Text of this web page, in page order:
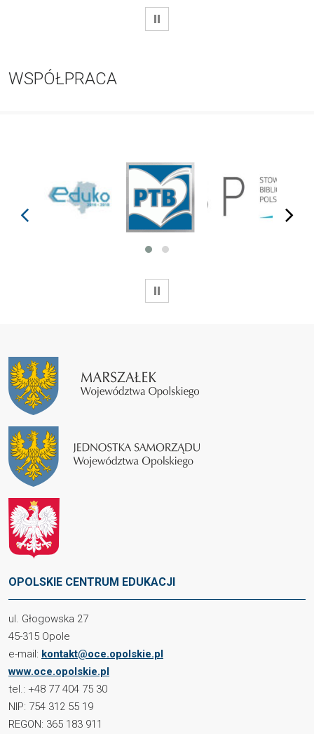
WSTRZYMAJ
WSPÓŁPRACA
prev next
WSTRZYMAJ
OPOLSKIE CENTRUM EDUKACJI
ul. Głogowska 27
45-315 Opole
e-mail: kontakt@oce.opolskie.pl
www.oce.opolskie.pl
tel.: +48 77 404 75 30
NIP: 754 312 55 19
REGON: 365 183 911